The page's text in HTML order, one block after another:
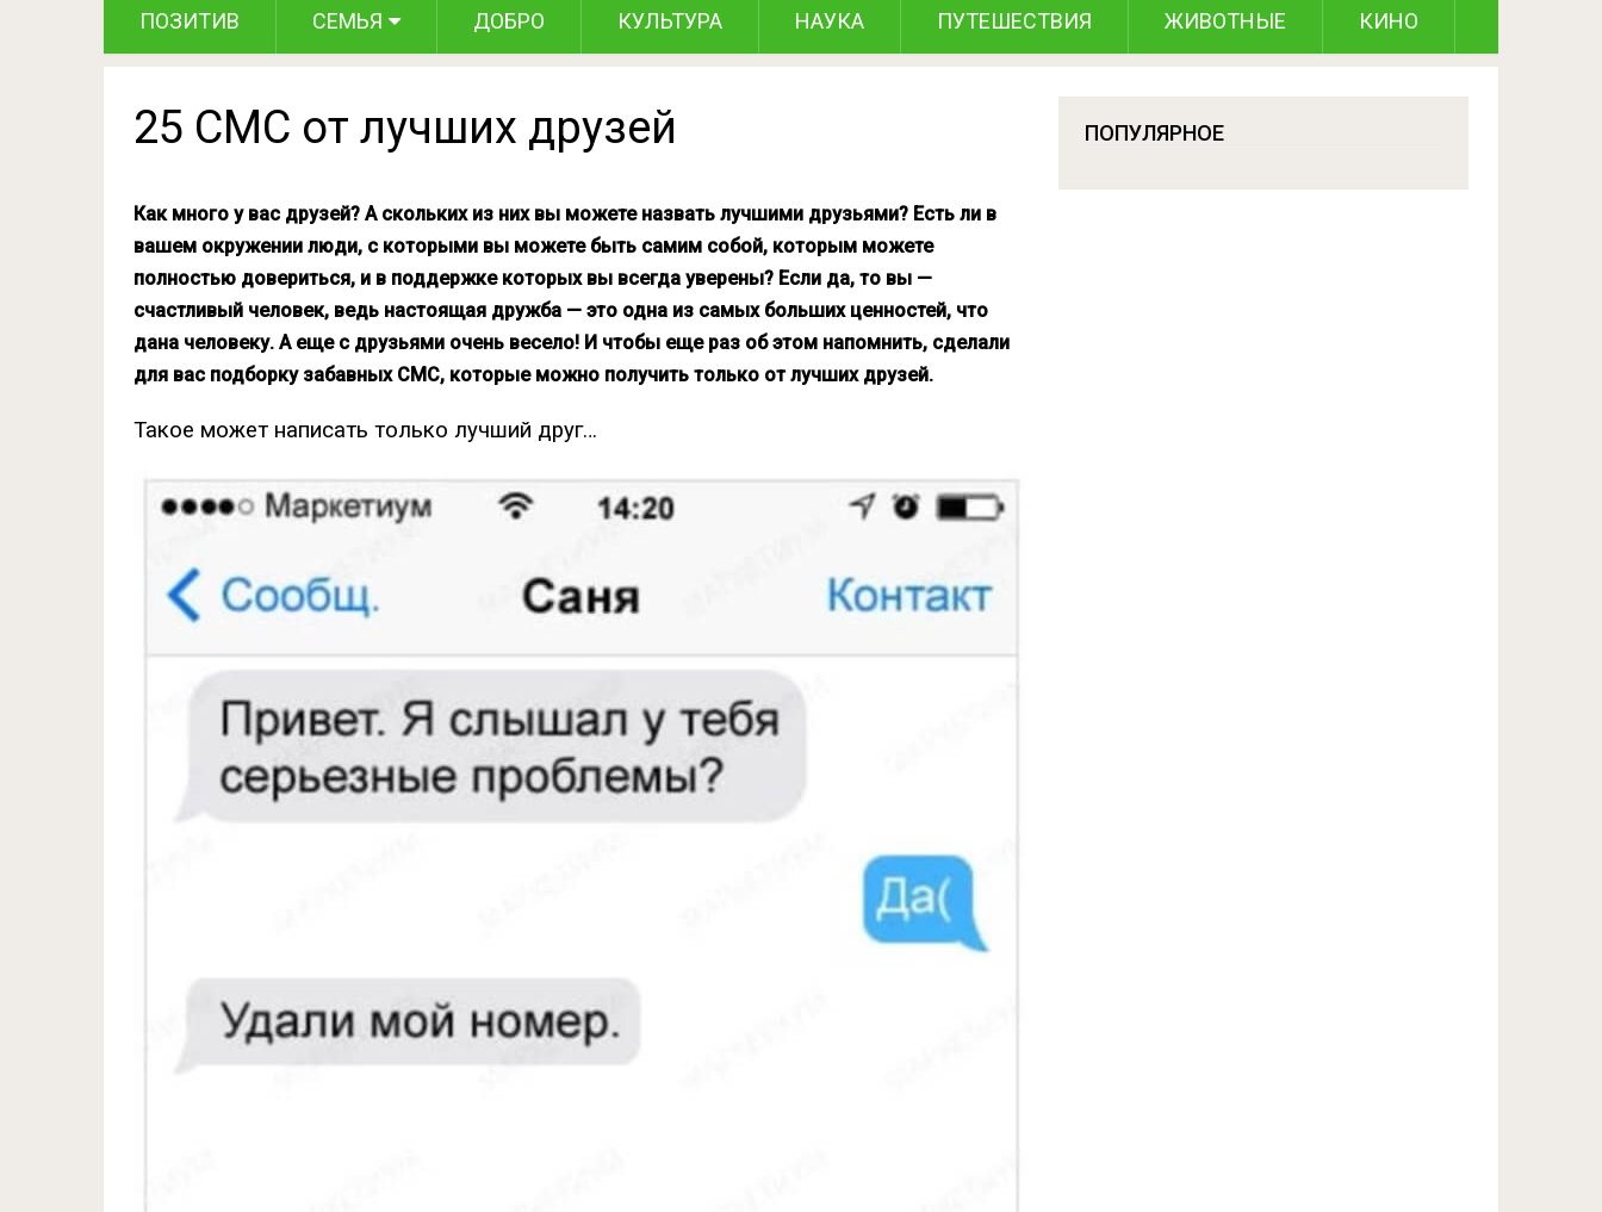
ПОЗИТИВ СЕМЬЯ ДОБРО КУЛЬТУРА НАУКА ПУТЕШЕСТВИЯ ЖИВОТНЫЕ КИНО
25 СМС от лучших друзей
Как много у вас друзей? А скольких из них вы можете назвать лучшими друзьями? Есть ли в
вашем окружении люди, с которыми вы можете быть самим собой, которым можете
полностью довериться, и в поддержке которых вы всегда уверены? Если да, то вы —
счастливый человек, ведь настоящая дружба — это одна из самых больших ценностей, что
дана человеку. А еще с друзьями очень весело! И чтобы еще раз об этом напомнить, сделали
для вас подборку забавных СМС, которые можно получить только от лучших друзей.
Такое может написать только лучший друг…
ПОПУЛЯРНОЕ